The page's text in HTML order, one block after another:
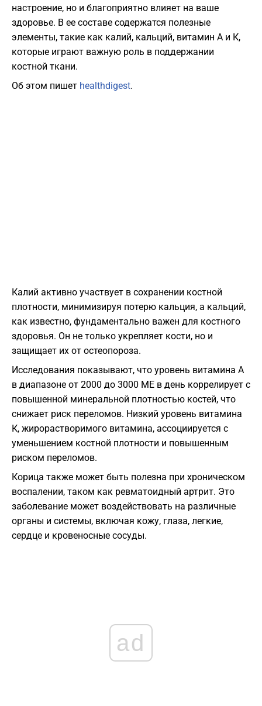
настроение, но и благоприятно влияет на ваше
здоровье. В ее составе содержатся полезные
элементы, такие как калий, кальций, витамин А и К,
которые играют важную роль в поддержании
костной ткани.
Об этом пишет healthdigest.
Калий активно участвует в сохранении костной
плотности, минимизируя потерю кальция, а кальций,
как известно, фундаментально важен для костного
здоровья. Он не только укрепляет кости, но и
защищает их от остеопороза.
Исследования показывают, что уровень витамина А
в диапазоне от 2000 до 3000 МЕ в день коррелирует с
повышенной минеральной плотностью костей, что
снижает риск переломов. Низкий уровень витамина
К, жирорастворимого витамина, ассоциируется с
уменьшением костной плотности и повышенным
риском переломов.
Корица также может быть полезна при хроническом
воспалении, таком как ревматоидный артрит. Это
заболевание может воздействовать на различные
органы и системы, включая кожу, глаза, легкие,
сердце и кровеносные сосуды.
ad